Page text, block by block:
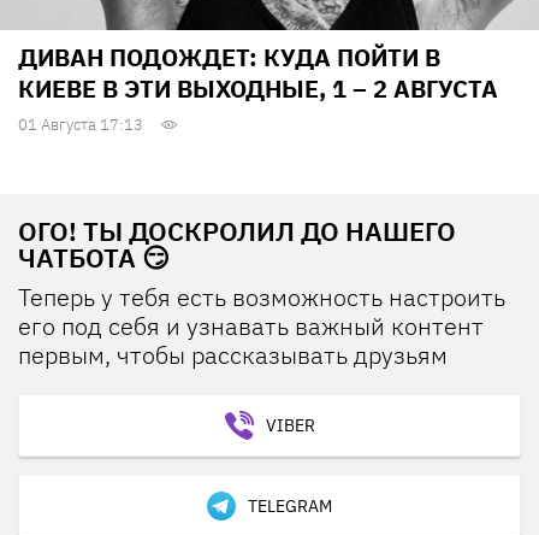
ДИВАН ПОДОЖДЕТ: КУДА ПОЙТИ В
КИЕВЕ В ЭТИ ВЫХОДНЫЕ, 1 – 2 АВГУСТА
01 Августа 17:13
ОГО! ТЫ ДОСКРОЛИЛ ДО НАШЕГО
ЧАТБОТА 😏
Теперь у тебя есть возможность настроить
его под себя и узнавать важный контент
первым, чтобы рассказывать друзьям
VIBER
TELEGRAM